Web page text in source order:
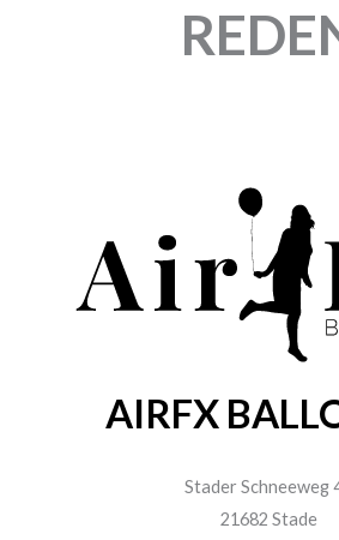
AIRFX
Stader Schneeweg
21682 Stade